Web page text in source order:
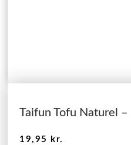
Taifun Tofu Naturel
19,95 kr.